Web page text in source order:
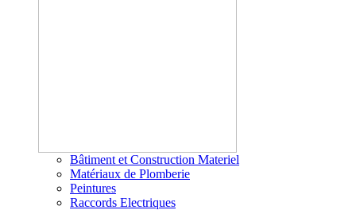
Bâtiment et Construction Materiel
Matériaux de Plomberie
Peintures
Raccords Electriques